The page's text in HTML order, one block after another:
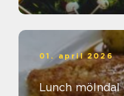
01. april 2026
Lunch mölndal god mat, smarta val och